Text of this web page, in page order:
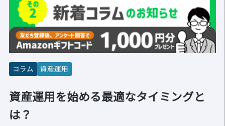
コラム 資産運用
資産運用を始める最適なタイミングと
は？